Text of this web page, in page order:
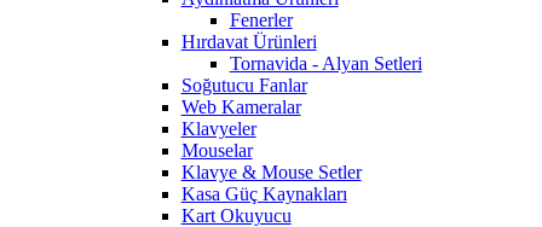
Fenerler
Hırdavat Ürünleri
Tornavida - Alyan Setleri
Soğutucu Fanlar
Web Kameralar
Klavyeler
Mouselar
Klavye & Mouse Setler
Kasa Güç Kaynakları
Kart Okuyucu